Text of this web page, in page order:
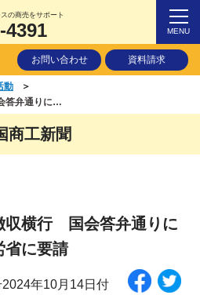
の商売をサポート
4391 MENU
お問い合わせ 資料請求
動
＞
社会保険料の強権徴収横行 国会答弁通りに行え 全商連が厚労省に要請
商工新聞
収横行 国会答弁通りに
に要請
年10月14日付